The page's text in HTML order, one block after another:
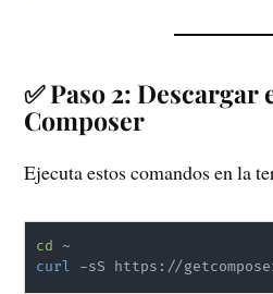
✅ Paso 2: Descargar
Composer
Ejecuta estos comandos en la
cd
curl -sS https://